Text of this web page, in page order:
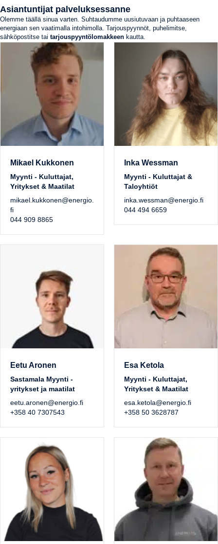
Asiantuntijat palveluksessanne
Olemme täällä sinua varten. Suhtaudumme uusiutuvaan ja puhtaaseen
energiaan sen vaatimalla intohimolla. Tarjouspyynnöt, puhelimitse,
sähköpostitse tai tarjouspyyntölomakkeen kautta.
Mikael Kukkonen
Myynti - Kuluttajat,
Yritykset & Maatilat
mikael.kukkonen@energio.
fi
044 909 8865
Inka Wessman
Myynti - Kuluttajat &
Taloyhtiöt
inka.wessman@energio.fi
044 494 6659
Eetu Aronen
Sastamala Myynti -
yritykset ja maatilat
eetu.aronen@energio.fi
+358 40 7307543
Esa Ketola
Myynti - Kuluttajat,
Yritykset & Maatilat
esa.ketola@energio.fi
+358 50 3628787